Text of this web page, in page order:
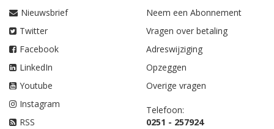
Nieuwsbrief
Twitter
Facebook
LinkedIn
Youtube
Instagram
RSS
Neem een Abonnement
Vragen over betaling
Adreswijziging
Opzeggen
Overige vragen
Telefoon:
0251 - 257924